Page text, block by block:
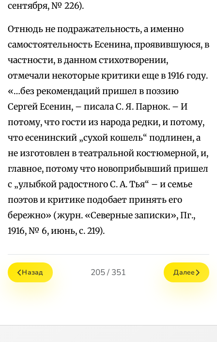
сентября, № 226).
Отнюдь не подражательность, а именно
самостоятельность Есенина, проявившуюся, в
частности, в данном стихотворении,
отмечали некоторые критики еще в 1916 году.
«…без рекомендаций пришел в поэзию
Сергей Есенин, – писала С. Я. Парнок. – И
потому, что гости из народа редки, и потому,
что есенинский „сухой кошель“ подлинен, а
не изготовлен в театральной костюмерной, и,
главное, потому что новоприбывший пришел
с „улыбкой радостного С. А. Тья“ – и семье
поэтов и критике подобает принять его
бережно» (журн. «Северные записки», Пг.,
1916, № 6, июнь, с. 219).
Назад 205 / 351 Далее